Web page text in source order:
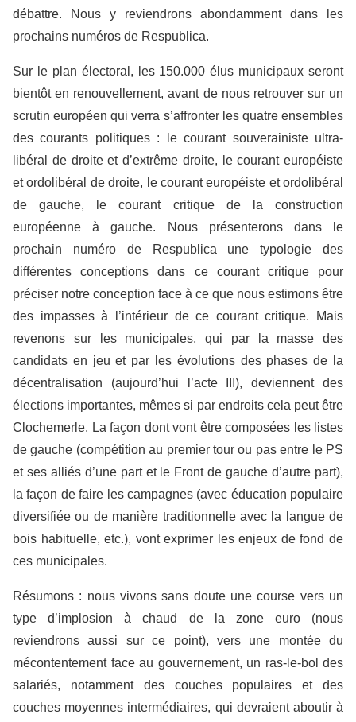
débattre. Nous y reviendrons abondamment dans les
prochains numéros de Respublica.
Sur le plan électoral, les 150.000 élus municipaux seront
bientôt en renouvellement, avant de nous retrouver sur un
scrutin européen qui verra s’affronter les quatre ensembles
des courants politiques : le courant souverainiste ultra-
libéral de droite et d’extrême droite, le courant européiste
et ordolibéral de droite, le courant européiste et ordolibéral
de gauche, le courant critique de la construction
européenne à gauche. Nous présenterons dans le
prochain numéro de Respublica une typologie des
différentes conceptions dans ce courant critique pour
préciser notre conception face à ce que nous estimons être
des impasses à l’intérieur de ce courant critique. Mais
revenons sur les municipales, qui par la masse des
candidats en jeu et par les évolutions des phases de la
décentralisation (aujourd’hui l’acte III), deviennent des
élections importantes, mêmes si par endroits cela peut être
Clochemerle. La façon dont vont être composées les listes
de gauche (compétition au premier tour ou pas entre le PS
et ses alliés d’une part et le Front de gauche d’autre part),
la façon de faire les campagnes (avec éducation populaire
diversifiée ou de manière traditionnelle avec la langue de
bois habituelle, etc.), vont exprimer les enjeux de fond de
ces municipales.
Résumons : nous vivons sans doute une course vers un
type d’implosion à chaud de la zone euro (nous
reviendrons aussi sur ce point), vers une montée du
mécontentement face au gouvernement, un ras-le-bol des
salariés, notamment des couches populaires et des
couches moyennes intermédiaires, qui devraient aboutir à